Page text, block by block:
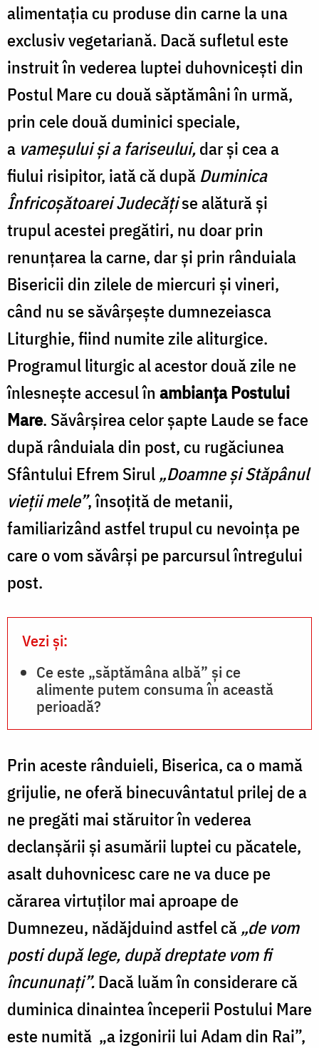
alimentaţia cu produse din carne la una
exclusiv vegetariană. Dacă sufletul este
instruit în vederea luptei duhovniceşti din
Postul Mare cu două săptămâni în urmă,
prin cele două duminici speciale,
a vameşului şi a fariseului,dar şi cea a
fiului risipitor, iată că după Duminica
Înfricoşătoarei Judecăţise alătură şi
trupul acestei pregătiri, nu doar prin
renunţarea la carne, dar şi prin rânduiala
Bisericii din zilele de miercuri şi vineri,
când nu se săvârşeşte dumnezeiasca
Liturghie, fiind numite zile aliturgice.
Programul liturgic al acestor două zile ne
înlesneşte accesul în ambianţa Postului
Mare. Săvârşirea celor şapte Laude se face
după rânduiala din post, cu rugăciunea
Sfântului Efrem Sirul „Doamne şi Stăpânul
vieţii mele”, însoţită de metanii,
familiarizând astfel trupul cu nevoinţa pe
care o vom săvârşi pe parcursul întregului
post.
Vezi și:
Ce este „săptămâna albă” și ce
alimente putem consuma în această
perioadă?
Prin aceste rânduieli, Biserica, ca o mamă
grijulie, ne oferă binecuvântatul prilej de a
ne pregăti mai stăruitor în vederea
declanşării şi asumării luptei cu păcatele,
asalt duhovnicesc care ne va duce pe
cărarea virtuţilor mai aproape de
Dumnezeu, nădăjduind astfel că „de vom
posti după lege, după dreptate vom fi
încununaţi”.Dacă luăm în considerare că
duminica dinaintea începerii Postului Mare
este numită „a izgonirii lui Adam din Rai”,